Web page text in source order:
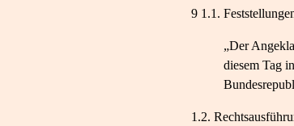
9 1.1.
„Der
diesem Tag
1.2.